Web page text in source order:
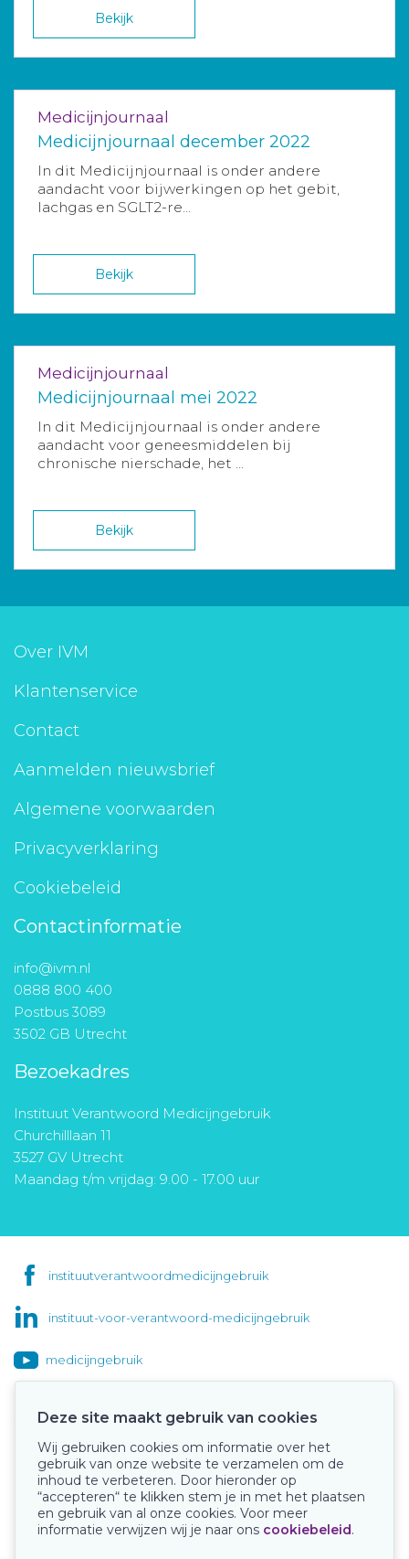
Bekijk
Medicijnjournaal
Medicijnjournaal december 2022
In dit Medicijnjournaal is onder andere
aandacht voor bijwerkingen op het gebit,
lachgas en SGLT2-re...
Bekijk
Medicijnjournaal
Medicijnjournaal mei 2022
In dit Medicijnjournaal is onder andere
aandacht voor geneesmiddelen bij
chronische nierschade, het ...
Bekijk
Over IVM
Klantenservice
Contact
Aanmelden nieuwsbrief
Algemene voorwaarden
Privacyverklaring
Cookiebeleid
Contactinformatie
info@ivm.nl
0888 800 400
Postbus 3089
3502 GB Utrecht
Bezoekadres
Instituut Verantwoord Medicijngebruik
Churchilllaan 11
3527 GV Utrecht
Maandag t/m vrijdag: 9.00 - 17.00 uur
instituutverantwoordmedicijngebruik
instituut-voor-verantwoord-medicijngebruik
medicijngebruik
Onze keurmerken
Deze site maakt gebruik van cookies
Wij gebruiken cookies om informatie over het
gebruik van onze website te verzamelen om de
inhoud te verbeteren. Door hieronder op
“accepteren“ te klikken stem je in met het plaatsen
en gebruik van al onze cookies. Voor meer
informatie verwijzen wij je naar ons cookiebeleid.